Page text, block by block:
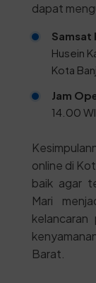
dapat
Samsat
Husein
Kota
Jam
14.00
online di
baik agar
Mari
Barat.